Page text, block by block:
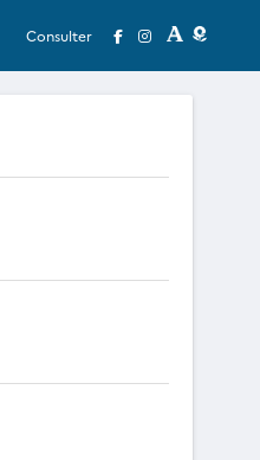
Consulter